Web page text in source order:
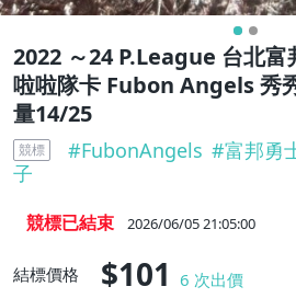
2022 ～24 P.League 台北富
啦啦隊卡 Fubon Angels 秀
量14/25
競標 #FubonAngels #富邦勇
子
競標已結束 2026/06/05 21:05:00
結標價格 $101 6 次出價